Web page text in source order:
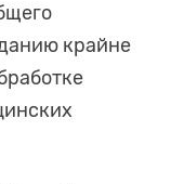
крайне